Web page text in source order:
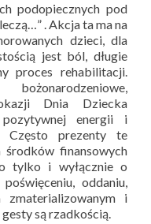
podopiecznych pod
. Akcja ta ma na
dzieci, dla
jest ból, długie
proces rehabilitacji.
Dnia Dziecka
energii i
Często prezenty te
środków finansowych
tylko i wyłącznie o
oddaniu,
zmaterializowanym i
są rzadkością.